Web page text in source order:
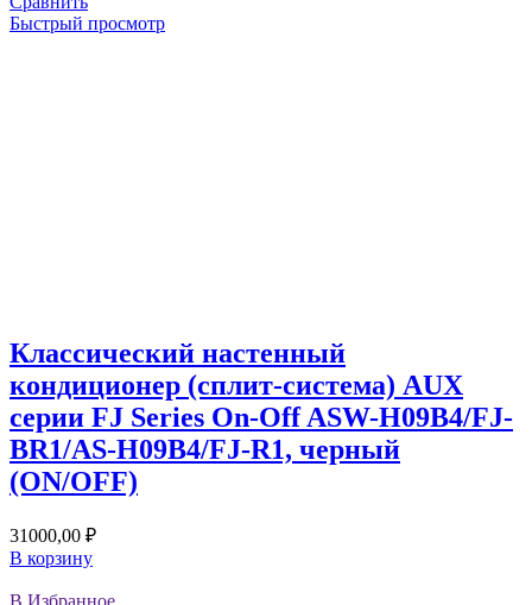
Быстрый просмотр
Классический настенный
кондиционер (сплит-система) AUX
серии FJ Series On-Off ASW-H09B4/FJ-
BR1/AS-H09B4/FJ-R1, черный
(ON/OFF)
31000,00 ₽
В корзину
В Избранное